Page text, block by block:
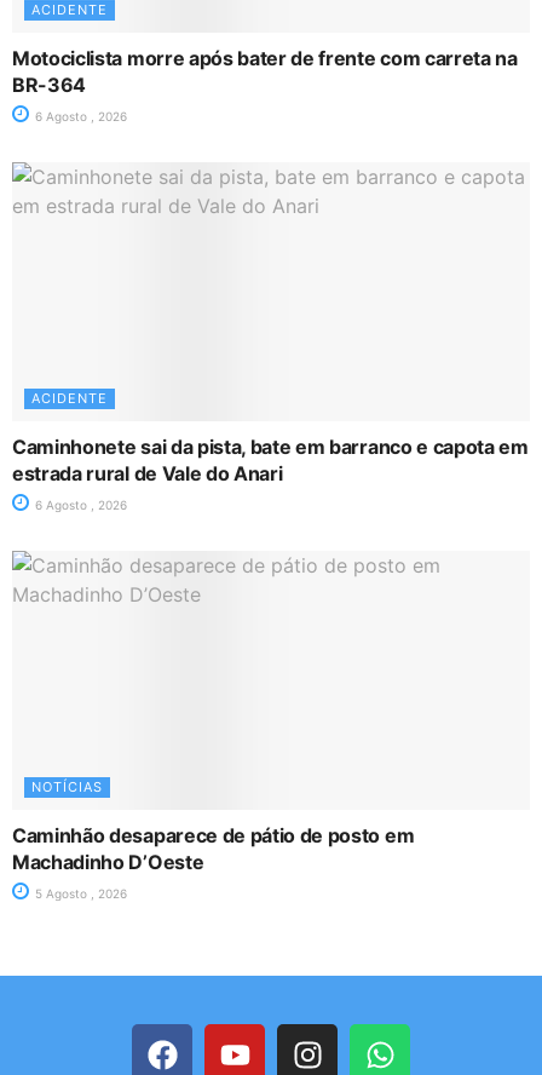
ACIDENTE
Motociclista morre após bater de frente com carreta na
BR-364
6 Agosto , 2026
ACIDENTE
Caminhonete sai da pista, bate em barranco e capota em
estrada rural de Vale do Anari
6 Agosto , 2026
NOTÍCIAS
Caminhão desaparece de pátio de posto em
Machadinho D’Oeste
5 Agosto , 2026